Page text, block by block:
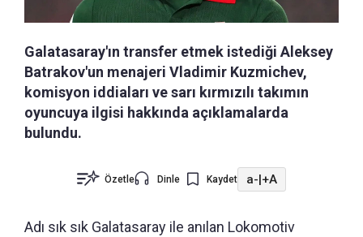
Galatasaray'ın transfer etmek istediği Aleksey
Batrakov'un menajeri Vladimir Kuzmichev,
komisyon iddiaları ve sarı kırmızılı takımın
oyuncuya ilgisi hakkında açıklamalarda
bulundu.
Özetle Dinle Kaydet a-|+A
Adı sık sık Galatasaray ile anılan Lokomotiv